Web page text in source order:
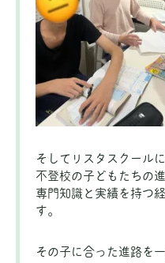
そしてリスタスクール
不登校の子どもたちの
専門知識と実績を持つ
す。
その子に合った進路を